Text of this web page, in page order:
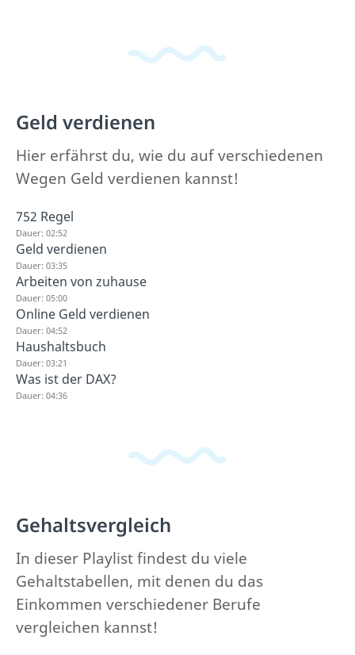
Geld verdienen
Hier erfährst du, wie du auf verschiedenen
Wegen Geld verdienen kannst!
752 Regel
Dauer: 02:52
Geld verdienen
Dauer: 03:35
Arbeiten von zuhause
Dauer: 05:00
Online Geld verdienen
Dauer: 04:52
Haushaltsbuch
Dauer: 03:21
Was ist der DAX?
Dauer: 04:36
Gehaltsvergleich
In dieser Playlist findest du viele
Gehaltstabellen, mit denen du das
Einkommen verschiedener Berufe
vergleichen kannst!